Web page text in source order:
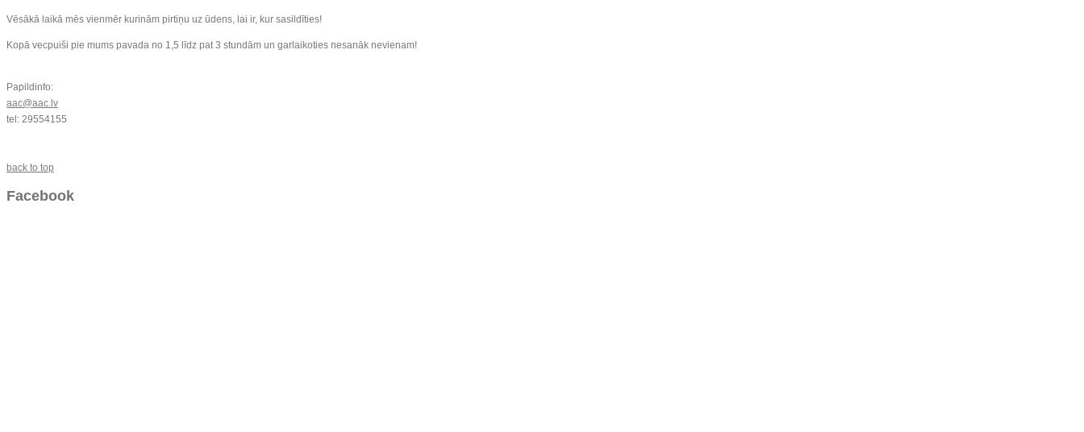
Vēsākā laikā mēs vienmēr kurinām pirtiņu uz ūdens, lai ir, kur sasildīties!
Kopā vecpuiši pie mums pavada no 1,5 līdz pat 3 stundām un garlaikoties nesanāk nevienam!
Papildinfo:
aac@aac.lv
tel: 29554155
back to top
Facebook